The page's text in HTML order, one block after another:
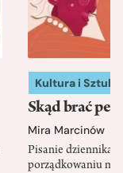
Kultura i Sztuka
Skąd brać
Mira Marcinów
Pisanie dziennika
porządkowaniu